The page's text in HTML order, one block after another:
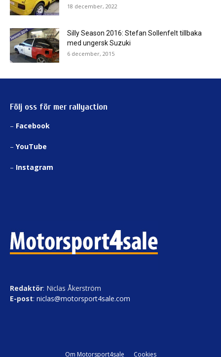
18 december, 2022
Silly Season 2016: Stefan Sollenfelt tillbaka
med ungersk Suzuki
6 december, 2015
Följ oss för mer rallyaction
– Facebook
– YouTube
– Instagram
Redaktör: Niclas Åkerström
E-post: niclas@motorsport4sale.com
Om Motorsport4sale Cookies